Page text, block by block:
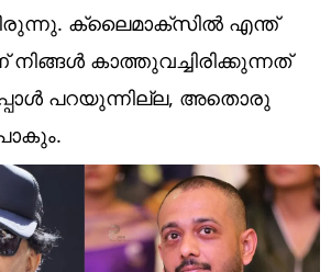
ക്ലൈമാക്സിൽ എന്ത്
കാത്തുവച്ചിരിക്കുന്നത്
പറയുന്നില്ല, അതൊരു